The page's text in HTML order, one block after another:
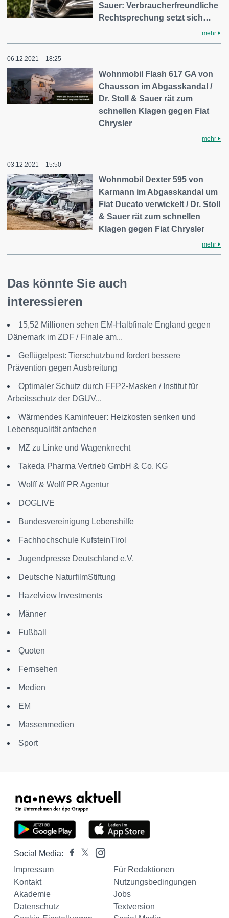
Sauer: Verbraucherfreundliche
Rechtsprechung setzt sich…
mehr
06.12.2021 – 18:25
Wohnmobil Flash 617 GA von
Chausson im Abgasskandal /
Dr. Stoll & Sauer rät zum
schnellen Klagen gegen Fiat
Chrysler
mehr
03.12.2021 – 15:50
Wohnmobil Dexter 595 von
Karmann im Abgasskandal um
Fiat Ducato verwickelt / Dr. Stoll
& Sauer rät zum schnellen
Klagen gegen Fiat Chrysler
mehr
Das könnte Sie auch
interessieren
15,52 Millionen sehen EM-Halbfinale England gegen
Dänemark im ZDF / Finale am...
Geflügelpest: Tierschutzbund fordert bessere
Prävention gegen Ausbreitung
Optimaler Schutz durch FFP2-Masken / Institut für
Arbeitsschutz der DGUV...
Wärmendes Kaminfeuer: Heizkosten senken und
Lebensqualität anfachen
MZ zu Linke und Wagenknecht
Takeda Pharma Vertrieb GmbH & Co. KG
Wolff & Wolff PR Agentur
DOGLIVE
Bundesvereinigung Lebenshilfe
Fachhochschule KufsteinTirol
Jugendpresse Deutschland e.V.
Deutsche NaturfilmStiftung
Hazelview Investments
Männer
Fußball
Quoten
Fernsehen
Medien
EM
Massenmedien
Sport
Social Media:
Impressum
Für Redaktionen
Kontakt
Nutzungsbedingungen
Akademie
Jobs
Datenschutz
Textversion